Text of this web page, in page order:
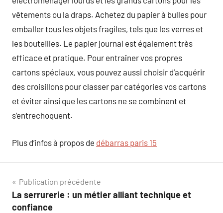
vêtements ou la draps. Achetez du papier à bulles pour
emballer tous les objets fragiles, tels que les verres et
les bouteilles. Le papier journal est également très
efficace et pratique. Pour entraîner vos propres
cartons spéciaux, vous pouvez aussi choisir d’acquérir
des croisillons pour classer par catégories vos cartons
et éviter ainsi que les cartons ne se combinent et
s’entrechoquent.
Plus d’infos à propos de débarras paris 15
Navigation
de
Publication précédente
La serrurerie : un métier alliant technique et
confiance